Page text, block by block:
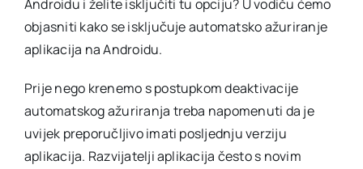
Androidu i želite isključiti tu opciju? U vodiču ćemo
objasniti kako se isključuje automatsko ažuriranje
aplikacija na Androidu.
Prije nego krenemo s postupkom deaktivacije
automatskog ažuriranja treba napomenuti da je
uvijek preporučljivo imati posljednju verziju
aplikacija. Razvijatelji aplikacija često s novim